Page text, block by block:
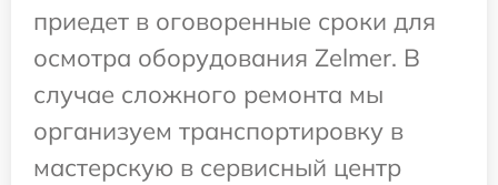
приедет в оговоренные сроки для
осмотра оборудования Zelmer. В
случае сложного ремонта мы
организуем транспортировку в
мастерскую в сервисный центр